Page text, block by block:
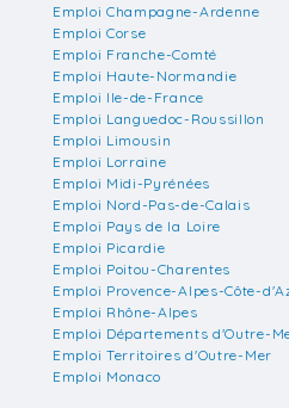
Emploi Champagne-Ardenne
Emploi Corse
Emploi Franche-Comté
Emploi Haute-Normandie
Emploi Ile-de-France
Emploi Languedoc-Roussillon
Emploi Limousin
Emploi Lorraine
Emploi Midi-Pyrénées
Emploi Nord-Pas-de-Calais
Emploi Pays de la Loire
Emploi Picardie
Emploi Poitou-Charentes
Emploi Provence-Alpes-Côte-
Emploi Rhône-Alpes
Emploi Départements d'Outre-
Emploi Territoires d'Outre-Mer
Emploi Monaco